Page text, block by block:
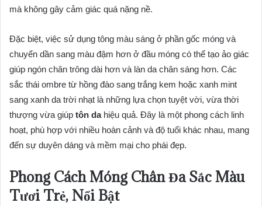
mà không gây cảm giác quá nặng nề.
Đặc biệt, việc sử dụng tông màu sáng ở phần gốc móng và
chuyển dần sang màu đậm hơn ở đầu móng có thể tạo ảo giác
giúp ngón chân trông dài hơn và làn da chân sáng hơn. Các
sắc thái ombre từ hồng đào sang trắng kem hoặc xanh mint
sang xanh da trời nhạt là những lựa chọn tuyệt vời, vừa thời
thượng vừa giúp tôn dahiệu quả. Đây là một phong cách linh
hoạt, phù hợp với nhiều hoàn cảnh và độ tuổi khác nhau, mang
đến sự duyên dáng và mềm mại cho phái đẹp.
Phong Cách Móng Chân Đa Sắc Màu
Tươi Trẻ, Nổi Bật